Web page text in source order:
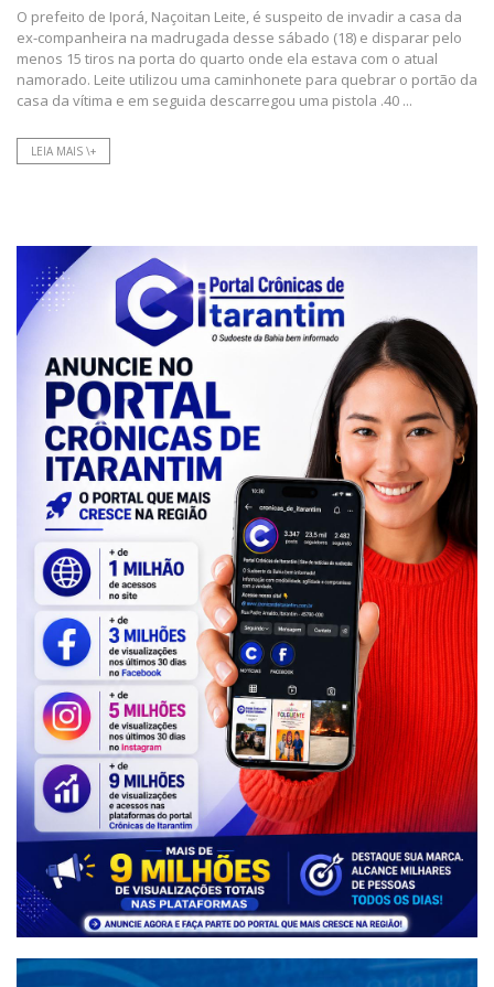
O prefeito de Iporá, Naçoitan Leite, é suspeito de invadir a casa da
ex-companheira na madrugada desse sábado (18) e disparar pelo
menos 15 tiros na porta do quarto onde ela estava com o atual
namorado. Leite utilizou uma caminhonete para quebrar o portão da
casa da vítima e em seguida descarregou uma pistola .40 ...
LEIA MAIS \+